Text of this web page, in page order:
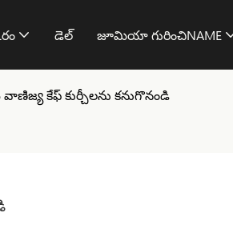
డెల్ జూమియా గురించిNAME
కేఫ్ కుర్చీలను కనుగొనండి